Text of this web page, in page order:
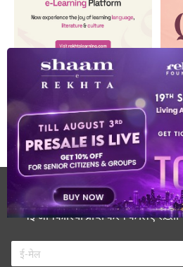
रेख़्ता न्यूज़लेटर
नई जानकारियाँ प्राप्त करने के लिए